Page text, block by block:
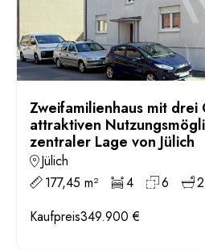
Zweifamilienhaus mit drei
attraktiven
zentraler Lage von Jülich
Jülich
177,45 m²
4 6 2
Kaufpreis349.900 €